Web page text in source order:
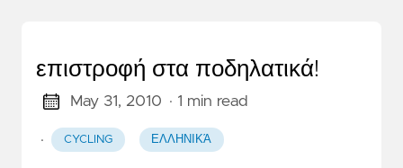
επιστροφή στα ποδηλατικά!
May 31, 2010 · 1 min read
· CYCLING ΕΛΛΗΝΙΚΆ